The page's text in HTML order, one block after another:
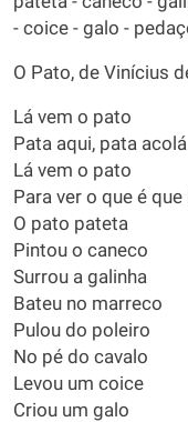
- coice - galo -
O Pato, de Vinícius
Lá vem o pato
Pata aqui, pata acolá
Lá vem o pato
Para ver o que é que
O pato pateta
Pintou o caneco
Surrou a galinha
Bateu no marreco
Pulou do poleiro
No pé do cavalo
Levou um coice
Criou um galo